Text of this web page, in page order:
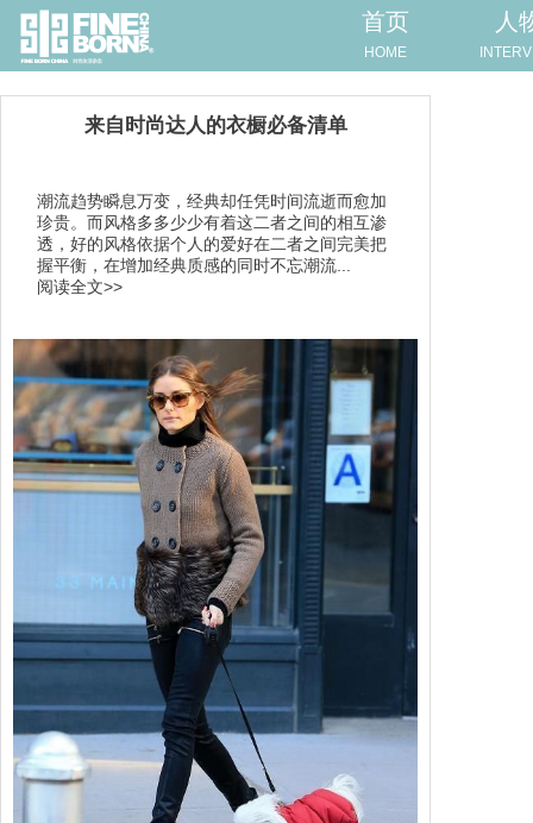
首页
HOME
人
来自时尚达人的衣橱必备清单
潮流趋势瞬息万变，经典却任凭时间流逝而愈加
珍贵。而风格多多少少有着这二者之间的相互渗
透，好的风格依据个人的爱好在二者之间完美把
握平衡，在增加经典质感的同时不忘潮流...
阅读全文>>